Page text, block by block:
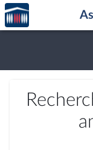
Aller au contenu
Aller en bas de la
Accèder
à la
page